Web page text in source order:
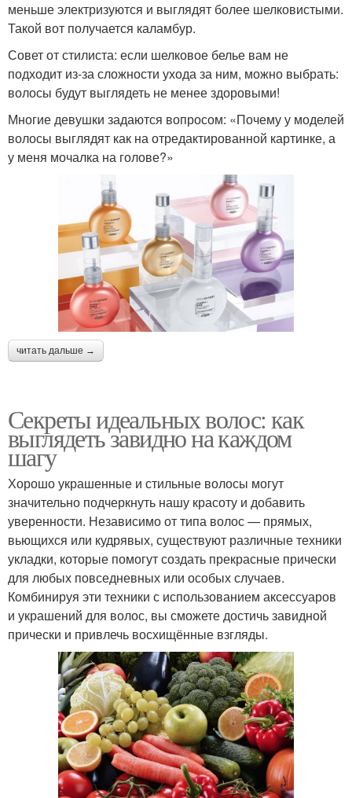
меньше электризуются и выглядят более шелковистыми.
Такой вот получается каламбур.
Совет от стилиста: если шелковое белье вам не
подходит из-за сложности ухода за ним, можно выбрать:
волосы будут выглядеть не менее здоровыми!
Многие девушки задаются вопросом: «Почему у моделей
волосы выглядят как на отредактированной картинке, а
у меня мочалка на голове?»
читать дальше →
Секреты идеальных волос: как
выглядеть завидно на каждом
шагу
Хорошо украшенные и стильные волосы могут
значительно подчеркнуть нашу красоту и добавить
уверенности. Независимо от типа волос — прямых,
вьющихся или кудрявых, существуют различные техники
укладки, которые помогут создать прекрасные прически
для любых повседневных или особых случаев.
Комбинируя эти техники с использованием аксессуаров
и украшений для волос, вы сможете достичь завидной
прически и привлечь восхищённые взгляды.